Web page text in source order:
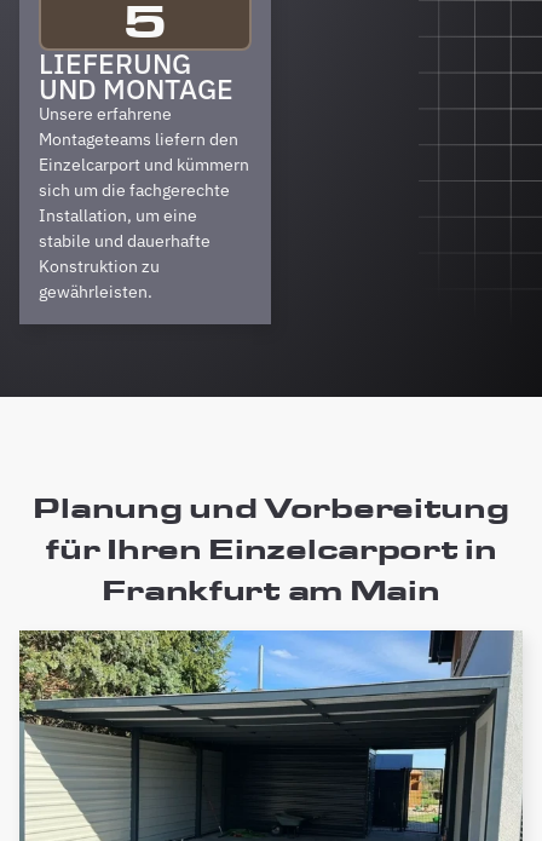
5
LIEFERUNG
UND MONTAGE
Unsere erfahrene
Montageteams liefern den
Einzelcarport und kümmern
sich um die fachgerechte
Installation, um eine
stabile und dauerhafte
Konstruktion zu
gewährleisten.
Planung und Vorbereitung
für Ihren Einzelcarport in
Frankfurt am Main